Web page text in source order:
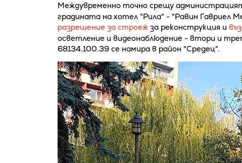
Междувременно точно срещу
градината на хотел "Рила" - "Равин Гавриел
разрешение за строежза реконструкция и
осветление и видеонаблюдение - втори и
68134.100.39 се намира в район "Средец".